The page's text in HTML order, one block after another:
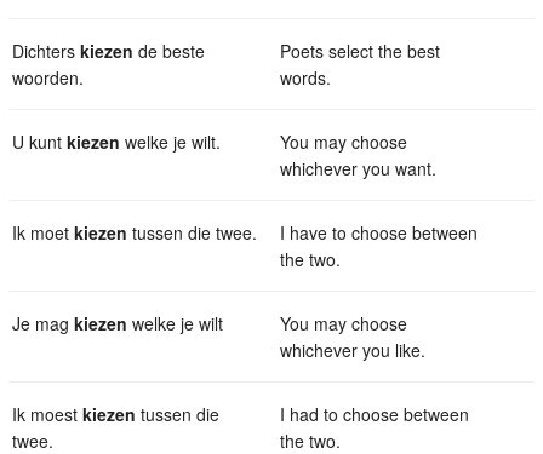
Dichters kiezen de beste
woorden.
Poets select the best
words.
U kunt kiezen welke je wilt.
You may choose
whichever you want.
Ik moet kiezen tussen die twee.
I have to choose between
the two.
Je mag kiezen welke je wilt
You may choose
whichever you like.
Ik moest kiezen tussen die
twee.
I had to choose between
the two.